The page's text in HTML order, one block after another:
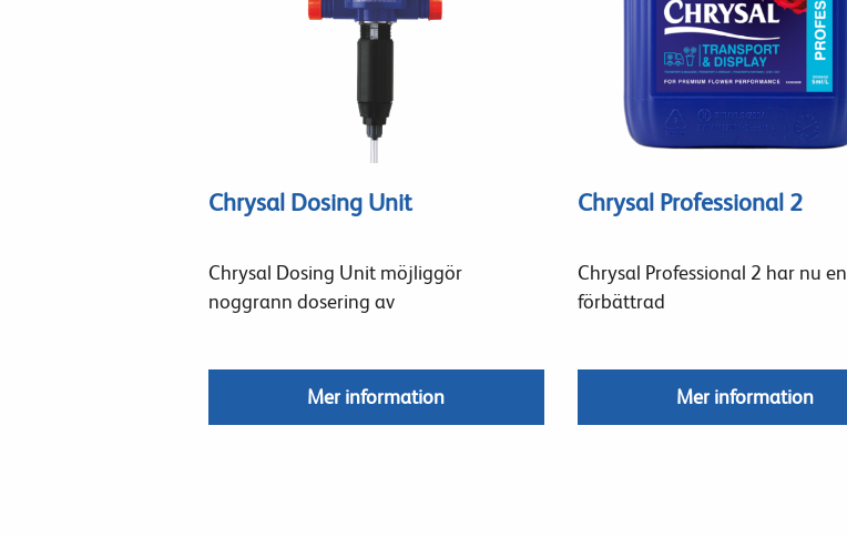
Chrysal Dosing Unit
Chrysal Dosing Unit möjliggör
noggrann dosering av
Mer information
Chrysal Professional 2
Chrysal Professional 2 har nu en
förbättrad
Mer information